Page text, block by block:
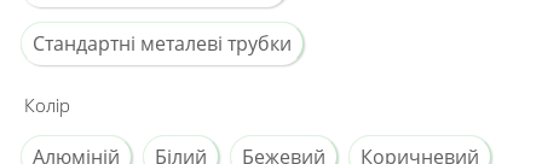
Стандартні металеві трубки
Колір
Алюміній Білий Бежевий Коричневий